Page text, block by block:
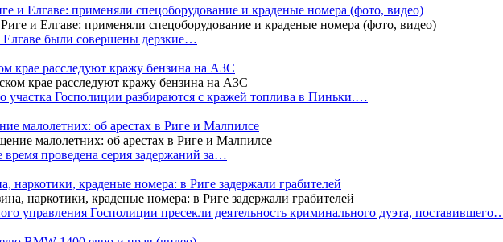
и Елгаве: применяли спецоборудование и краденые номера (фото, видео)
Елгаве были совершены дерзкие…
крае расследуют кражу бензина на АЗС
Госполиции разбираются с кражей топлива в Пиньки.…
малолетних: об арестах в Риге и Малпилсе
проведена серия задержаний за…
наркотики, краденые номера: в Риге задержали грабителей
управления Госполиции пресекли деятельность криминального дуэта,